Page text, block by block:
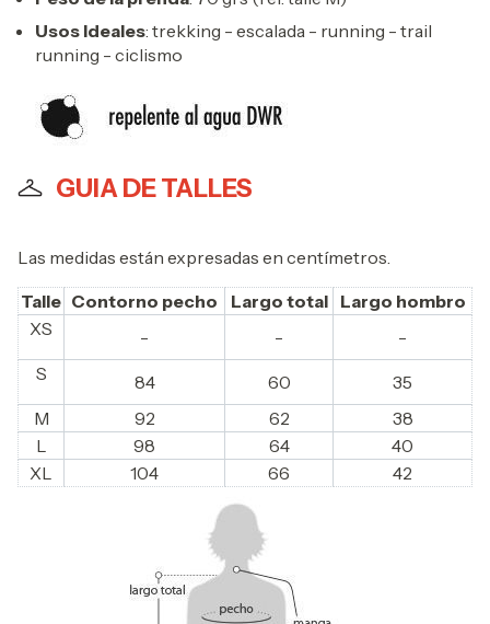
Usos Ideales: trekking - escalada - running - trail
running - ciclismo
GUIA DE TALLES
Las medidas están expresadas en centímetros.
Talle Contorno pecho Largo total
Largo hombro
XS
- -
-
S
84 60
35
M
92 62
38
L
98 64
40
XL
104 66 42